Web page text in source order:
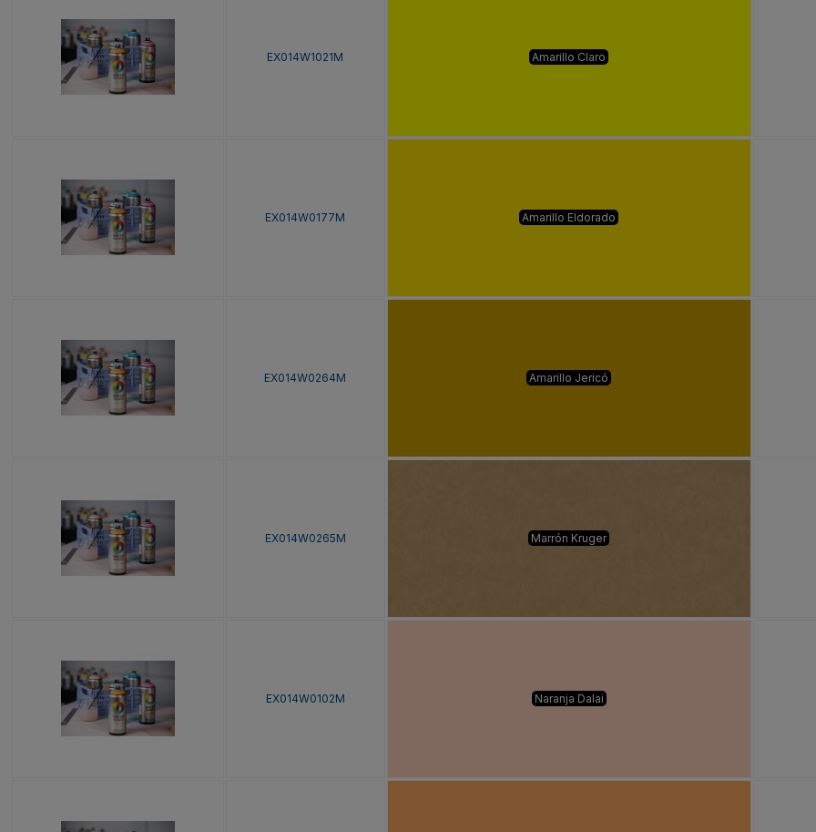
EX014W1021M Amarillo Claro
EX014W0177M Amarillo Eldorado
EX014W0264M Amarillo Jericó
EX014W0265M Marrón Kruger
EX014W0102M Naranja Dalai